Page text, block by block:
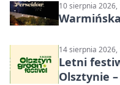
10 sierpnia 2026,
14 sierpnia 2026,
Letni
Olsztynie